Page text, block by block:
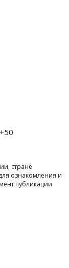
стране
ознакомления и
публикации